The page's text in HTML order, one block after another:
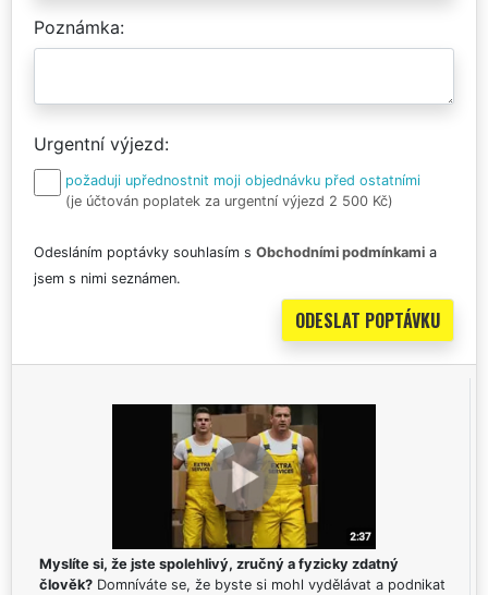
Poznámka
Urgentní výjezd
požaduji upřednostnit moji objednávku před ostatními
(je účtován poplatek za urgentní výjezd 2 500 Kč)
Odesláním poptávky souhlasím s Obchodními podmínkami a
jsem s nimi seznámen.
Myslíte si, že jste spolehlivý, zručný a fyzicky zdatný
člověk? Domníváte se, že byste si mohl vydělávat a podnikat